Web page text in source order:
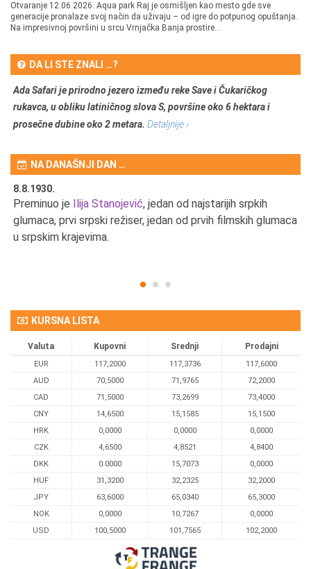
Otvaranje 12.06.2026. Aqua park Raj je osmišljen kao mesto gde sve
generacije pronalaze svoj način da uživaju – od igre do potpunog opuštanja.
Na impresivnoj površini u srcu Vrnjačka Banja prostire...
DA LI STE ZNALI …?
Ada Safari je prirodno jezero između reke Save i Čukaričkog
rukavca, u obliku latiničnog slova S, površine oko 6 hektara i
prosečne dubine oko 2 metara. Detaljnije ›
NA DANAŠNJI DAN …
8.8.1930.
Preminuo je Ilija Stanojević, jedan od najstarijih srpkih
glumaca, prvi srpski režiser, jedan od prvih filmskih glumaca
u srpskim krajevima.
KURSNA LISTA
Valuta Kupovni Srednji Prodajni
EUR 117,2000 117,3736
117,6000
AUD
70,5000 71,9765
72,2000
CAD
71,5000 73,2699
73,4000
CNY
14,6500 15,1585
15,1500
HRK
0,0000 0,0000
0,0000
CZK
4,6500 4,8521
4,8400
DKK
0.0000 15,7073
0,0000
HUF
31,3200 32,2325
32,2000
JPY
63,6000 65,0340
65,3000
NOK
0,0000 10,7267
0,0000
USD
100,5000 101,7565 102,2000